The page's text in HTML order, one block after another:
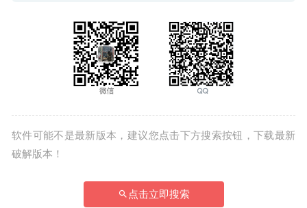
软件可能不是最新版本，建议您点击下方搜索按钮，下载最新
破解版本！
点击立即搜索